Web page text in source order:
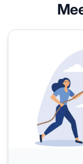
10 Beste WordPress